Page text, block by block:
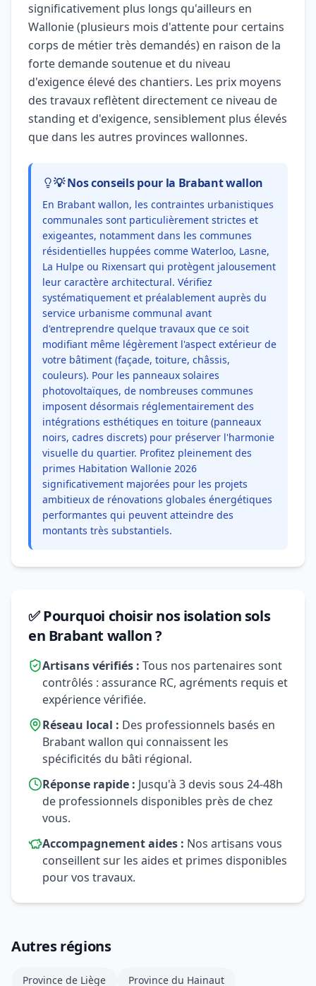
significativement plus longs qu'ailleurs en
Wallonie (plusieurs mois d'attente pour certains
corps de métier très demandés) en raison de la
forte demande soutenue et du niveau
d'exigence élevé des chantiers. Les prix moyens
des travaux reflètent directement ce niveau de
standing et d'exigence, sensiblement plus élevés
que dans les autres provinces wallonnes.
💡 Nos conseils pour la Brabant wallon
En Brabant wallon, les contraintes urbanistiques
communales sont particulièrement strictes et
exigeantes, notamment dans les communes
résidentielles huppées comme Waterloo, Lasne,
La Hulpe ou Rixensart qui protègent jalousement
leur caractère architectural. Vérifiez
systématiquement et préalablement auprès du
service urbanisme communal avant
d'entreprendre quelque travaux que ce soit
modifiant même légèrement l'aspect extérieur de
votre bâtiment (façade, toiture, châssis,
couleurs). Pour les panneaux solaires
photovoltaïques, de nombreuses communes
imposent désormais réglementairement des
intégrations esthétiques en toiture (panneaux
noirs, cadres discrets) pour préserver l'harmonie
visuelle du quartier. Profitez pleinement des
primes Habitation Wallonie 2026
significativement majorées pour les projets
ambitieux de rénovations globales énergétiques
performantes qui peuvent atteindre des
montants très substantiels.
✅ Pourquoi choisir nos isolation sols
en Brabant wallon ?
Artisans vérifiés : Tous nos partenaires sont
contrôlés : assurance RC, agréments requis et
expérience vérifiée.
Réseau local : Des professionnels basés en
Brabant wallon qui connaissent les
spécificités du bâti régional.
Réponse rapide : Jusqu'à 3 devis sous 24-48h
de professionnels disponibles près de chez
vous.
Accompagnement aides : Nos artisans vous
conseillent sur les aides et primes disponibles
pour vos travaux.
Autres régions
Province de Liège Province du Hainaut